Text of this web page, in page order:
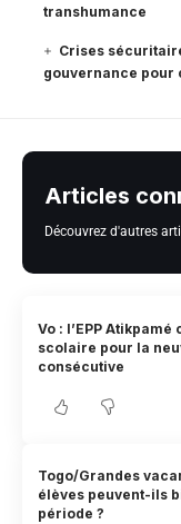
transhumance
Crises
gouvernance pour
Articles
Découvrez d'autres
Vo : l’EPP
scolaire pour la
consécutive
Togo/Grandes
élèves peuvent-ils
période ?